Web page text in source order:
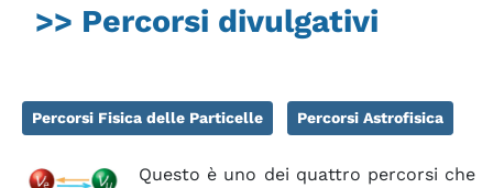
>> Percorsi divulgativi
Percorsi Fisica delle Particelle Percorsi Astrofisica
Questo è uno dei quattro percorsi che